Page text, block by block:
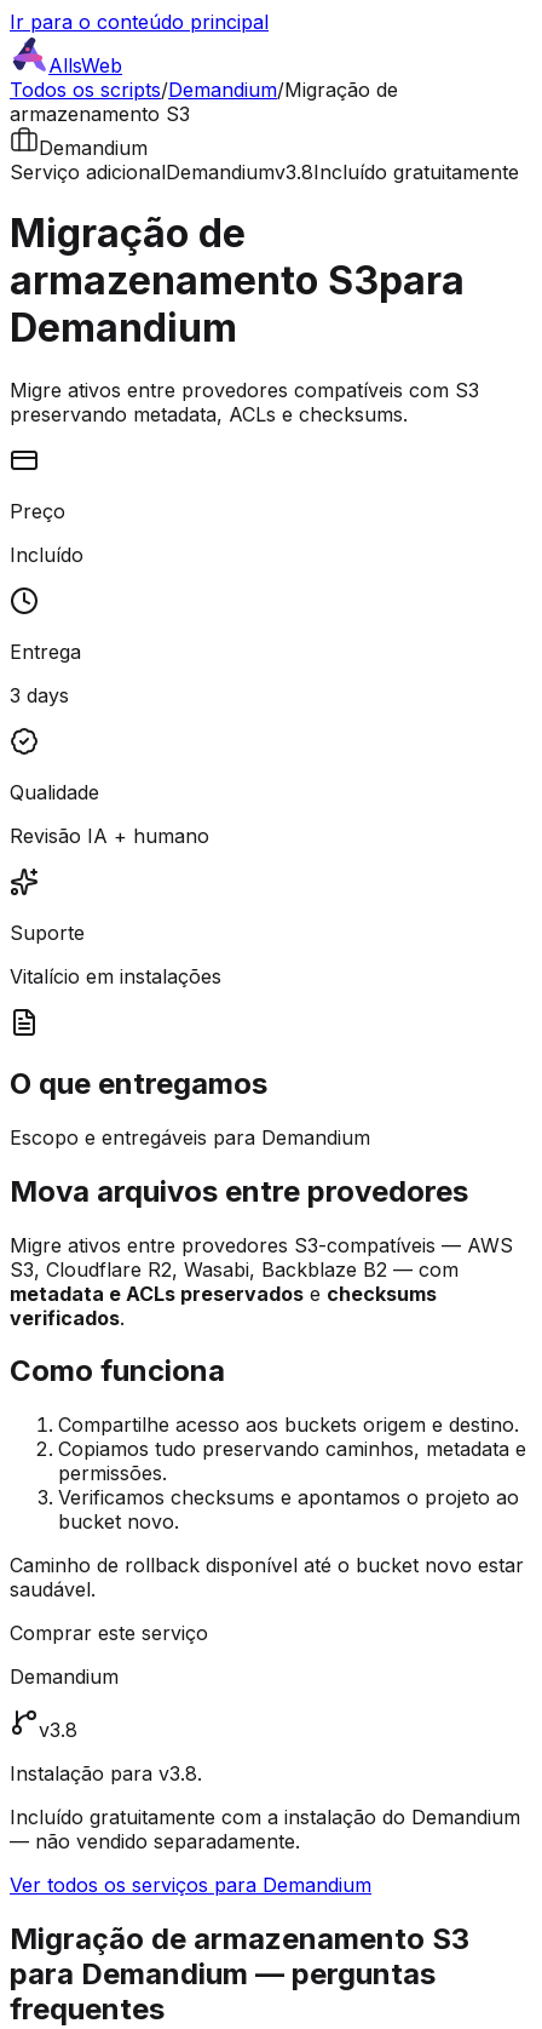
Ir para o conteúdo principal
AllsWeb
Todos os scripts/Demandium/Migração de
armazenamento S3
Demandium
Serviço adicionalDemandiumv3.8Incluído gratuitamente
Migração de
armazenamento S3para
Demandium
Migre ativos entre provedores compatíveis com S3
preservando metadata, ACLs e checksums.
Preço
Incluído
Entrega
3 days
Qualidade
Revisão IA + humano
Suporte
Vitalício em instalações
O que entregamos
Escopo e entregáveis para Demandium
Mova arquivos entre provedores
Migre ativos entre provedores S3-compatíveis — AWS
S3, Cloudflare R2, Wasabi, Backblaze B2 — com
metadata e ACLs preservados e checksums
verificados.
Como funciona
Compartilhe acesso aos buckets origem e destino.
Copiamos tudo preservando caminhos, metadata e
permissões.
Verificamos checksums e apontamos o projeto ao
bucket novo.
Caminho de rollback disponível até o bucket novo estar
saudável.
Comprar este serviço
Demandium
v3.8
Instalação para v3.8.
Incluído gratuitamente com a instalação do Demandium
— não vendido separadamente.
Ver todos os serviços para Demandium
Migração de armazenamento S3
para Demandium — perguntas
frequentes